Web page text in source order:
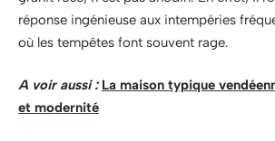
réponse ingénieuse aux intempéries
où les tempêtes font souvent rage.
A voir aussi : La maison typique
et modernité